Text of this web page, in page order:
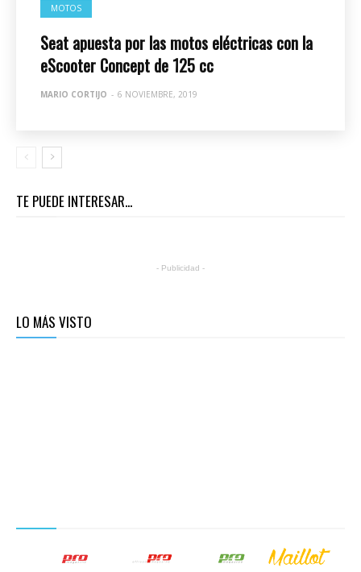
MOTOS
Seat apuesta por las motos eléctricas con la
eScooter Concept de 125 cc
MARIO CORTIJO - 6 NOVIEMBRE, 2019
TE PUEDE INTERESAR...
- Publicidad -
LO MÁS VISTO